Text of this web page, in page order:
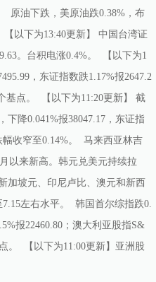
原油下跌，美原油跌0.38%，布
以下为13:40更新】 中国台湾证
。台积电涨0.4%。 【以下为1
，东证指数跌1.17%报2647.2
基点。 【以下为11:20更新】 截
下降0.041%报38047.17，东证指
收窄至0.14%。 马来西亚林吉
以来新高。韩元兑美元持续拉
加坡元、印尼卢比、澳元和新西
左右水平。 韩国首尔综指跌0.
报22460.80；澳大利亚股指S&
。 【以下为11:00更新】亚洲股